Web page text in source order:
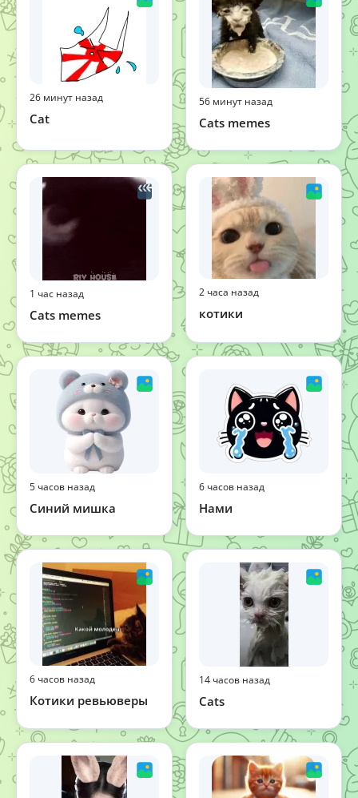
26 минут назад
Cat
56 минут назад
Cats memes
1 час назад
Cats memes
2 часа назад
котики
5 часов назад
Синий мишка
6 часов назад
Нами
6 часов назад
Котики ревьюверы
14 часов назад
Cats